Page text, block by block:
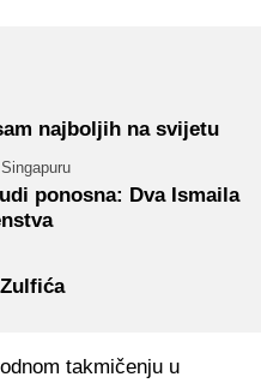
najboljih na svijetu
ponosna: Dva Ismaila
takmičenju u